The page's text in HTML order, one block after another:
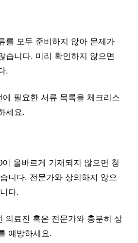
를 모두 준비하지 않아 문제가
습니다. 미리 확인하지 않으면
.
에 필요한 서류 목록을 체크리스
세요.
올바르게 기재되지 않으면 청
니다. 전문가와 상의하지 않으
다.
의료진 혹은 전문가와 충분히 상
예방하세요.